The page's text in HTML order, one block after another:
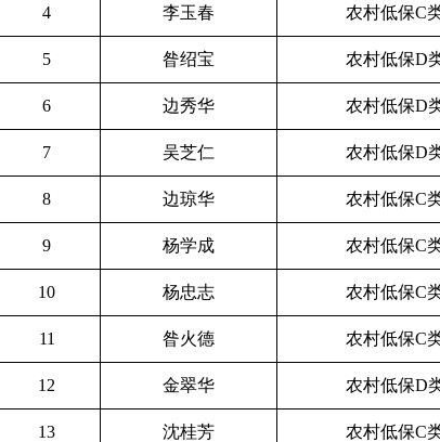
4 李玉春 农村低保C
5 昝绍宝 农村低保D
6 边秀华 农村低保D
7 吴芝仁 农村低保D
8 边琼华 农村低保C
9 杨学成 农村低保C
10 杨忠志 农村低保C
11 昝火德 农村低保C
12 金翠华 农村低保D
13 沈桂芳 农村低保C